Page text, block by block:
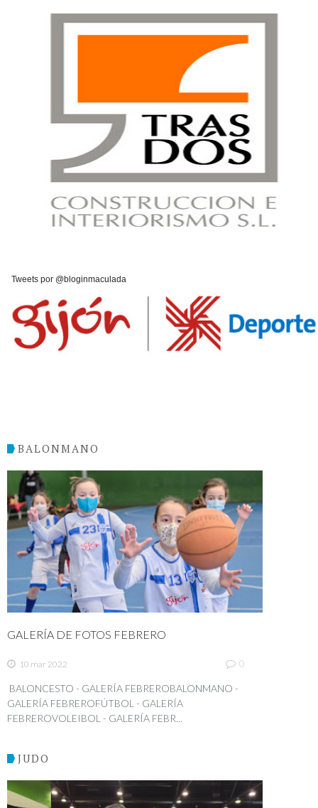
Tweets por @bloginmaculada
BALONMANO
GALERÍA DE FOTOS FEBRERO
10 mar 2022 0
BALONCESTO - GALERÍA FEBREROBALONMANO -
GALERÍA FEBREROFÚTBOL - GALERÍA
FEBREROVOLEIBOL - GALERÍA FEBR...
JUDO